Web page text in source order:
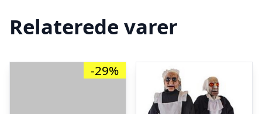
Relaterede varer
-29%